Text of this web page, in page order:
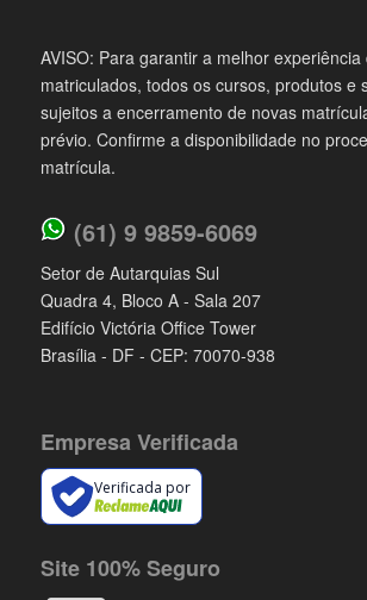
AVISO: Para garantir a melhor experiência
matriculados, todos os cursos, produtos e
sujeitos a encerramento de novas
prévio. Confirme a disponibilidade no
matrícula.
(61) 9 9859-6069
Setor de Autarquias Sul
Quadra 4, Bloco A - Sala 207
Edifício Victória Office Tower
Brasília - DF - CEP: 70070-938
Empresa Verificada
Verificada por
Site 100% Seguro